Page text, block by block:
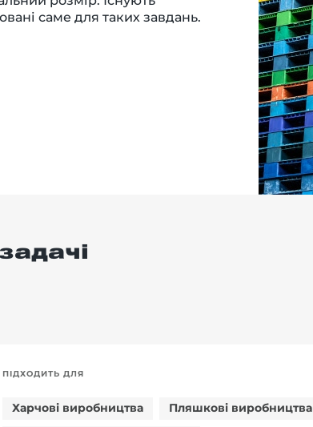
саме для таких завдань.
ПІДХОДИТЬ ДЛЯ
Харчові виробництва
Пляшкові виробництва